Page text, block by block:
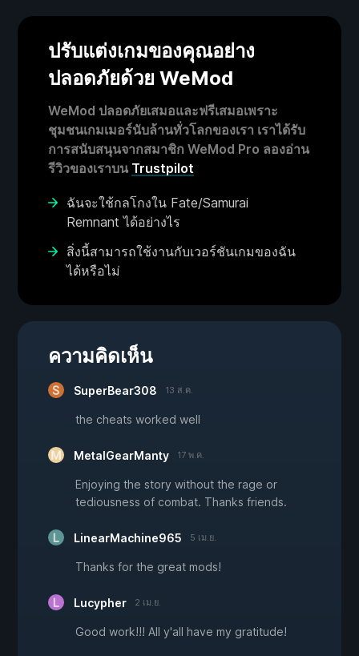
ปรับแต่งเกมของคุณอย่าง
ปลอดภัยด้วย WeMod
WeMod ปลอดภัยเสมอและฟรีเสมอเพราะ
ชุมชนเกมเมอร์นับล้านทั่วโลกของเรา เราได้รับ
การสนับสนุนจากสมาชิก WeMod Pro ลองอ่าน
รีวิวของเราบน Trustpilot
ฉันจะใช้กลโกงใน Fate/Samurai
Remnant ได้อย่างไร
สิ่งนี้สามารถใช้งานกับเวอร์ชันเกมของฉัน
ได้หรือไม่
ความคิดเห็น
SuperBear308 13 ส.ค.
the cheats worked well
MetalGearManty 17 พ.ค.
Enjoying the story without the rage or
tediousness of combat. Thanks friends.
LinearMachine965 5 เม.ย.
Thanks for the great mods!
Lucypher 2 เม.ย.
Good work!!! All y'all have my gratitude!